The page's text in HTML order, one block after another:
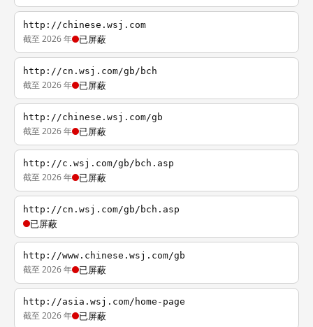
http://chinese.wsj.com
截至 2026 年 已屏蔽
http://cn.wsj.com/gb/bch
截至 2026 年 已屏蔽
http://chinese.wsj.com/gb
截至 2026 年 已屏蔽
http://c.wsj.com/gb/bch.asp
截至 2026 年 已屏蔽
http://cn.wsj.com/gb/bch.asp
已屏蔽
http://www.chinese.wsj.com/gb
截至 2026 年 已屏蔽
http://asia.wsj.com/home-page
截至 2026 年 已屏蔽